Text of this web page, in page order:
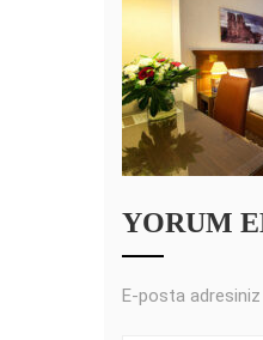
YORUM
E-posta adresiniz